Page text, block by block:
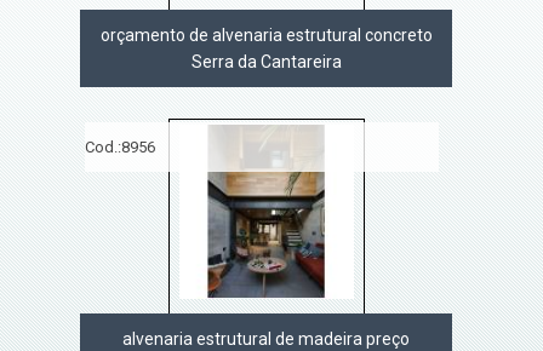
orçamento de alvenaria estrutural concreto
Serra da Cantareira
Cod.:8956
alvenaria estrutural de madeira preço